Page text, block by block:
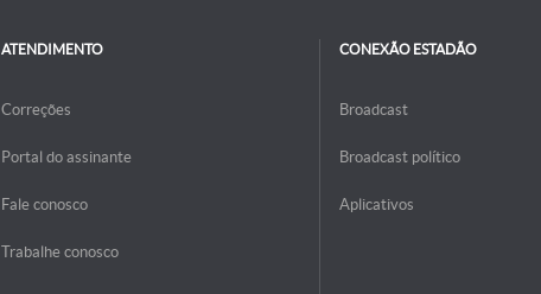
ATENDIMENTO
Correções
Portal do assinante
Fale conosco
Trabalhe conosco
CONEXÃO ESTADÃO
Broadcast
Broadcast político
Aplicativos